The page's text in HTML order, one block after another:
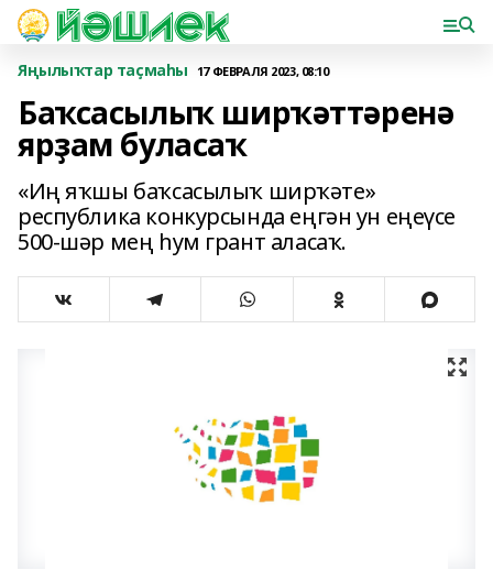
Яңылыҡтар таҫмаһы 17 ФЕВРАЛЯ 2023, 08:10
Баҡсасылыҡ ширҡәттәренә
ярҙам буласаҡ
«Иң яҡшы баҡсасылыҡ ширҡәте»
республика конкурсында еңгән ун еңеүсе
500-шәр мең һум грант аласаҡ.